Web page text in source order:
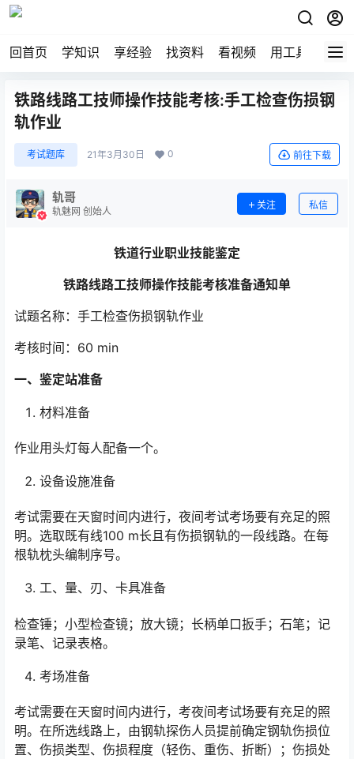
回首页 学知识 享经验 找资料 看视频 用工具 论技
铁路线路工技师操作技能考核:手工检查伤损钢
轨作业
考试题库 21年3月30日 0 前往下载
轨哥
轨魅网 创始人
关注 私信
铁道行业职业技能鉴定
铁路线路工技师操作技能考核准备通知单
试题名称：手工检查伤损钢轨作业
考核时间：60 min
一、鉴定站准备
材料准备
作业用头灯每人配备一个。
设备设施准备
考试需要在天窗时间内进行，夜间考试考场要有充足的照
明。选取既有线100 m长且有伤损钢轨的一段线路。在每
根轨枕头编制序号。
工、量、刃、卡具准备
检查锤；小型检查镜；放大镜；长柄单口扳手；石笔；记
录笔、记录表格。
考场准备
考试需要在天窗时间内进行，考夜间考试场要有充足的照
明。在所选线路上，由钢轨探伤人员提前确定钢轨伤损位
置、伤损类型、伤损程度（轻伤、重伤、折断）；伤损处